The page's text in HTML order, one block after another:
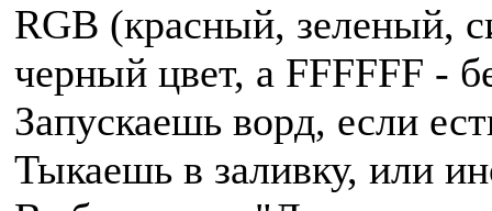
RGB (красный, зеленый,
черный цвет, а FFFFFF -
Запускаешь ворд, если
Тыкаешь в заливку, или